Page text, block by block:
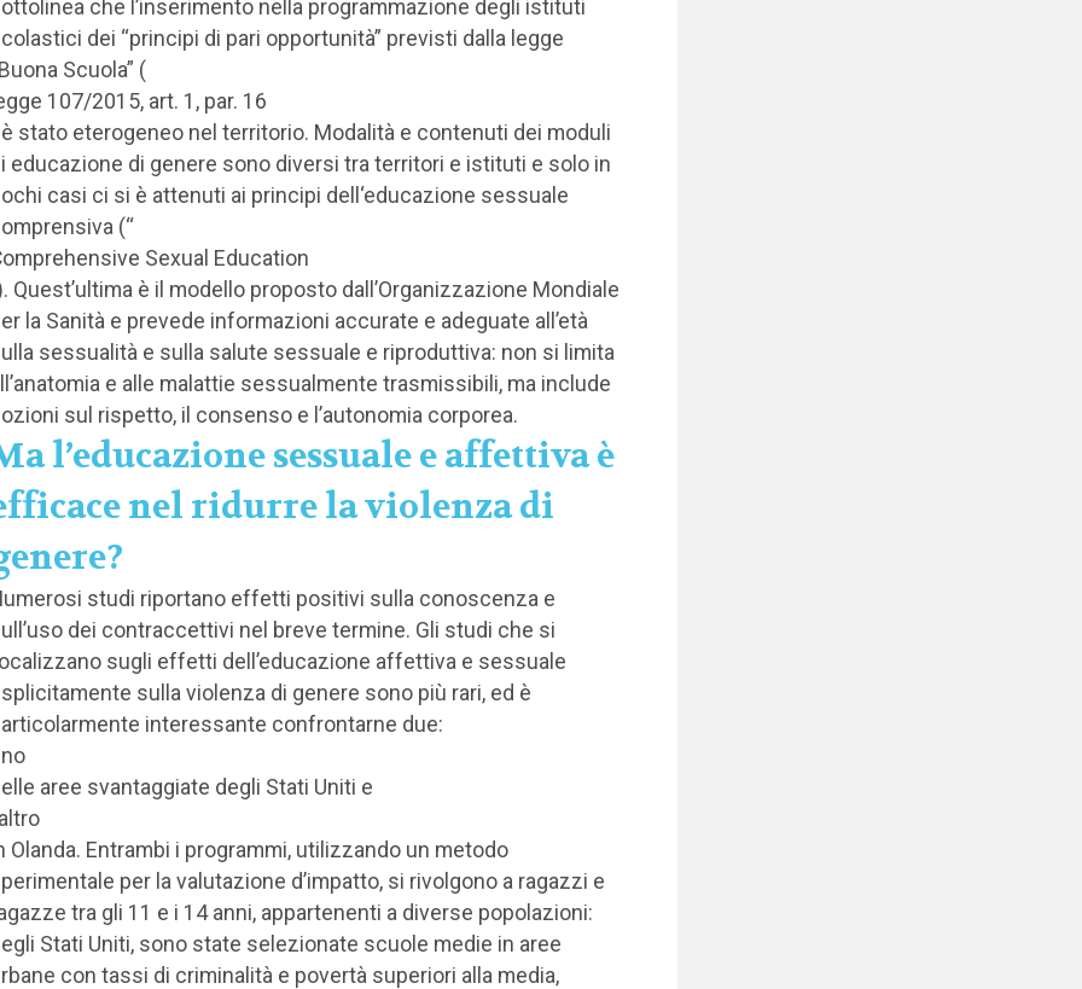
che l’inserimento nella programmazione degli istituti
dei “principi di pari opportunità” previsti dalla legge
Scuola” (
107/2015, art. 1, par. 16
stato eterogeneo nel territorio. Modalità e contenuti dei moduli
educazione di genere sono diversi tra territori e istituti e solo in
casi ci si è attenuti ai principi dell‘educazione sessuale
(“
Sexual Education
Quest’ultima è il modello proposto dall’Organizzazione Mondiale
la Sanità e prevede informazioni accurate e adeguate all’età
sessualità e sulla salute sessuale e riproduttiva: non si limita
e alle malattie sessualmente trasmissibili, ma include
sul rispetto, il consenso e l’autonomia corporea.
l’educazione sessuale e affettiva è
nel ridurre la violenza di
studi riportano effetti positivi sulla conoscenza e
dei contraccettivi nel breve termine. Gli studi che si
sugli effetti dell’educazione affettiva e sessuale
sulla violenza di genere sono più rari, ed è
interessante confrontarne due:
aree svantaggiate degli Stati Uniti e
Olanda. Entrambi i programmi, utilizzando un metodo
per la valutazione d’impatto, si rivolgono a ragazzi e
tra gli 11 e i 14 anni, appartenenti a diverse popolazioni:
Stati Uniti, sono state selezionate scuole medie in aree
con tassi di criminalità e povertà superiori alla media,